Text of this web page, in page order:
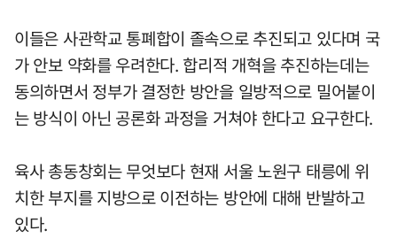
이들은 사관학교 통폐합이 졸속으로 추진되고 있다며 국
가 안보 약화를 우려한다. 합리적 개혁을 추진하는데는
동의하면서 정부가 결정한 방안을 일방적으로 밀어붙이
는 방식이 아닌 공론화 과정을 거쳐야 한다고 요구한다.
육사 총동창회는 무엇보다 현재 서울 노원구 태릉에 위
치한 부지를 지방으로 이전하는 방안에 대해 반발하고
있다.